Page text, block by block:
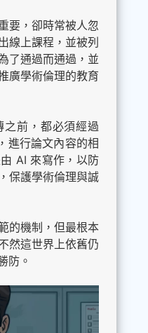
要，卻時常被人忽
線上課程，並被列
了通過而通過，並
廣學術倫理的教育
之前，都必須經過
進行論文內容的相
AI 來寫作，以防
保護學術倫理與誠
的機制，但最根本
然這世界上依舊仍
防。